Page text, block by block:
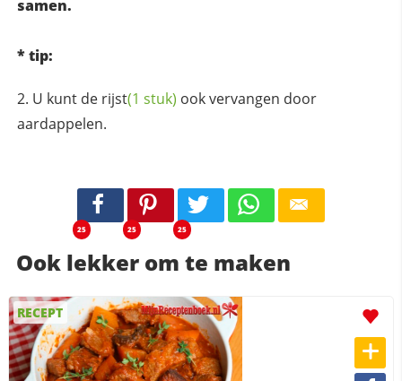
samen.
* tip:
U kunt de rijst(1 stuk) ook vervangen door
aardappelen.
25 25 25
Ook lekker om te maken
RECEPT